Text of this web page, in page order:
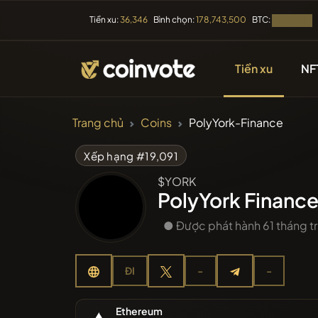
Tiền xu:36,346 Bình chọn:178,743,500 BTC:
Tiền xu
Xu hướng
Trang chủ Coins PolyYork-Finance
Xếp hạng #19,091
$YORK
PolyYork Finance
● Được phát hành 61 tháng
ĐI - -
Ethereum